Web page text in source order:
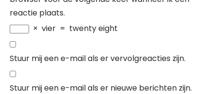
reactie plaats.
× vier = twenty eight
Stuur mij een e-mail als er vervolgreacties zijn.
Stuur mij een e-mail als er nieuwe berichten zijn.